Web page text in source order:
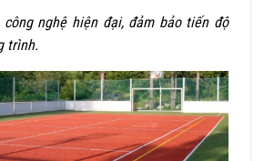
công nghệ hiện đại, đảm bảo tiến độ
trình.